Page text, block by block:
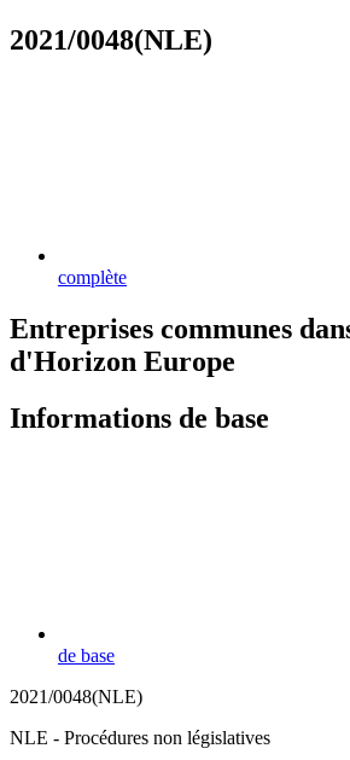
2021/0048(NLE)
complète
Entreprises communes
d'Horizon Europe
Informations de base
de base
2021/0048(NLE)
NLE - Procédures non législatives